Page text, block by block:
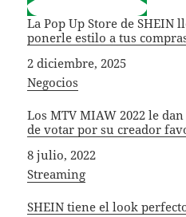
La Pop Up Store de SHEIN
ponerle estilo a tus
Fecha
2 diciembre, 2025
In relation to
Negocios
Los MTV MIAW 2022 le
de votar por su creador
Fecha
8 julio, 2022
In relation to
Streaming
SHEIN tiene el look